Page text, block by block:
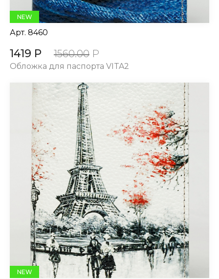
NEW
Арт. 8460
1419 Р 1560.00 Р
Обложка для паспорта VITA2
NEW